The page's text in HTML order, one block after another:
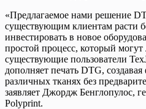
«Предлагаемое нами решение
существующим клиентам расти
инвестировать в новое
простой процесс, который могут
существующие пользователи
дополняет печать DTG,
различных тканях без
заявляет Джордж Бенглопулос,
Polyprint.